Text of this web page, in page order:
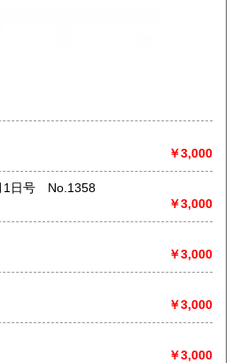
理工学・東洋医学・ビジネス書・
幻想文学・サブカルチャー・70年
ニメ・漫画・雑誌・アダルト・マニ
ロック・クラシック・映画・アニ
ドル・ビジネス・アダルト・車・バ
、おもちゃ、グッズ、パンフレット
心に高価買取
争㊙︎資料・書道具・茶道具・戦前
図・浮世絵・軸・拓本・印譜・エロ
には希少価値の高いものも多数ござ
分される前に是非 ｢古本倶楽部｣ま
￥3,000
1日号 No.1358
￥3,000
￥3,000
￥3,000
￥3,000